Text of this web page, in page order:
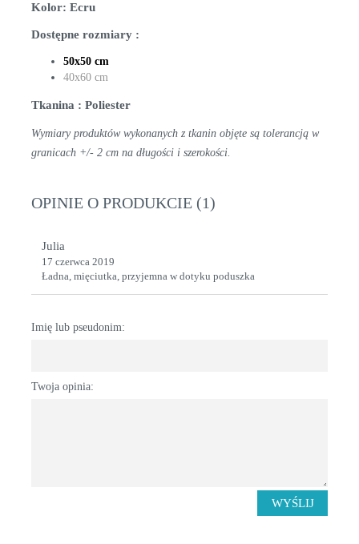
Kolor: Ecru
Dostępne rozmiary :
50x50 cm
40x60 cm
Tkanina : Poliester
Wymiary produktów wykonanych z tkanin objęte są tolerancją w
granicach +/- 2 cm na długości i szerokości.
OPINIE O PRODUKCIE (1)
Julia
17 czerwca 2019
Ładna, mięciutka, przyjemna w dotyku poduszka
Imię lub pseudonim:
Twoja opinia:
WYŚLIJ